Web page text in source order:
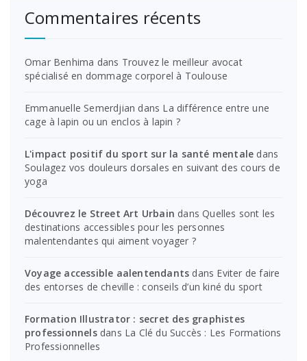
Commentaires récents
Omar Benhima dans Trouvez le meilleur avocat
spécialisé en dommage corporel à Toulouse
Emmanuelle Semerdjian dans La différence entre une
cage à lapin ou un enclos à lapin ?
L'impact positif du sport sur la santé mentale dans
Soulagez vos douleurs dorsales en suivant des cours de
yoga
Découvrez le Street Art Urbain dansQuelles sont les
destinations accessibles pour les personnes
malentendantes qui aiment voyager ?
Voyage accessible aalentendants dans Eviter de faire
des entorses de cheville : conseils d’un kiné du sport
Formation Illustrator : secret des graphistes
professionnelsdans La Clé du Succès : Les Formations
Professionnelles